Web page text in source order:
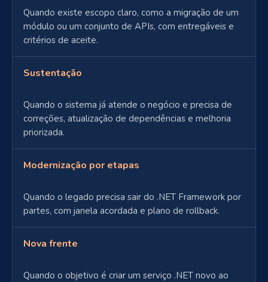
Quando existe escopo claro, como a migração de um
módulo ou um conjunto de APIs, com entregáveis e
critérios de aceite.
Sustentação
Quando o sistema já atende o negócio e precisa de
correções, atualização de dependências e melhoria
priorizada.
Modernização por etapas
Quando o legado precisa sair do .NET Framework por
partes, com janela acordada e plano de rollback.
Nova frente
Quando o objetivo é criar um serviço .NET novo ao